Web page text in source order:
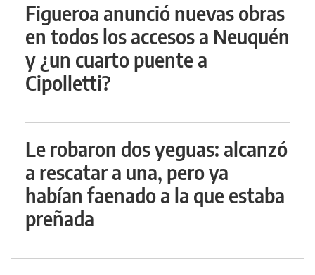
Figueroa anunció nuevas obras
en todos los accesos a Neuquén
y ¿un cuarto puente a
Cipolletti?
Le robaron dos yeguas: alcanzó
a rescatar a una, pero ya
habían faenado a la que estaba
preñada